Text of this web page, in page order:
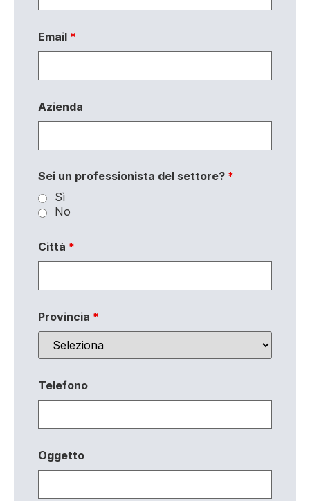
Email *
Azienda
Sei un professionista del settore? *
Sì
No
Città *
Provincia *
Telefono
Oggetto